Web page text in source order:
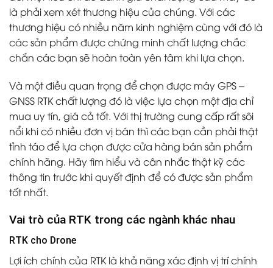
là phải xem xét thương hiệu của chúng. Với các
thương hiệu có nhiều năm kinh nghiệm cùng với đó là
các sản phẩm được chứng minh chất lượng chắc
chắn các bạn sẽ hoàn toàn yên tâm khi lựa chọn.
Và một điều quan trọng để chọn được máy GPS –
GNSS RTK chất lượng đó là việc lựa chọn một địa chỉ
mua uy tín, giá cả tốt. Với thị trường cung cấp rất sôi
nổi khi có nhiều đơn vị bán thì các bạn cần phải thật
tỉnh táo để lựa chọn được cửa hàng bán sản phẩm
chính hãng. Hãy tìm hiểu và cân nhắc thật kỹ các
thông tin trước khi quyết định để có được sản phẩm
tốt nhất.
Vai trò của RTK trong các ngành khác nhau
RTK cho Drone
Lợi ích chính của RTKlà khả năng xác định vị trí chính